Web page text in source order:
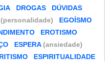
DROGAS
DÚVIDAS
(personalidade)
EGOÍSMO
EROTISMO
ESPERA(ansiedade)
ESPIRITUALIDADE